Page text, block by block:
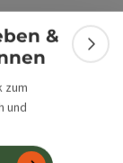
&
zum
und